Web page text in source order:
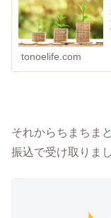
tonoelife.com
それからちまちま
振込で受け取りま